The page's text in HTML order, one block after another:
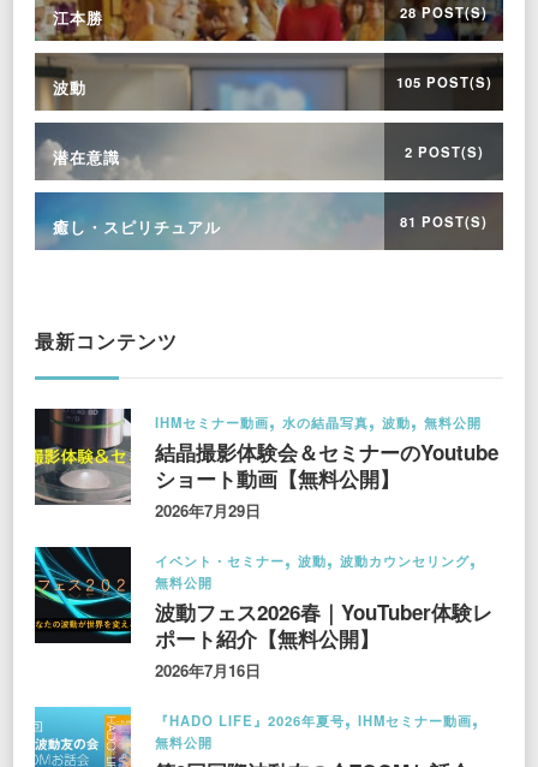
江本勝 28 POST(S)
波動 105 POST(S)
潜在意識 2 POST(S)
癒し・スピリチュアル 81 POST(S)
最新コンテンツ
IHMセミナー動画 水の結晶写真 波動 無料公開
結晶撮影体験会＆セミナーのYoutube
ショート動画【無料公開】
2026年7月29日
イベント・セミナー 波動
波動カウンセリング
無料公開
波動フェス2026春｜YouTuber体験レ
ポート紹介【無料公開】
2026年7月16日
『HADO LIFE』2026年夏号
IHMセミナー動画
無料公開